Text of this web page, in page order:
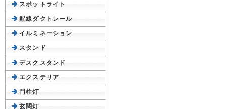
スポットライト
配線ダクトレール
イルミネーション
スタンド
デスクスタンド
エクステリア
門柱灯
玄関灯